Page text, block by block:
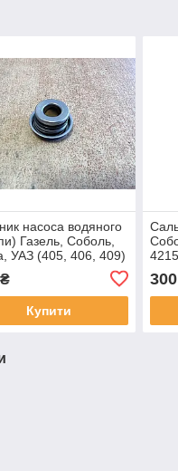
насоса водяного
Газель, Соболь,
УАЗ (405, 406, 409)
Купити
300